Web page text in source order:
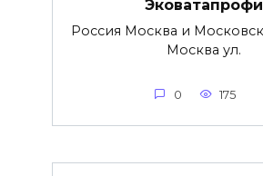
Эковатапрофи
Россия Москва и
Москва ул.
0 175